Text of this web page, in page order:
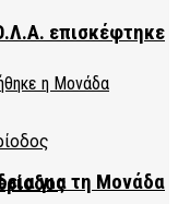
για τη Μονάδα
επισκέφτηκε